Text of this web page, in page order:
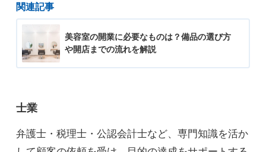
関連記事
美容室の開業に必要なものは？備品の選び方
や開店までの流れを解説
士業
弁護士・税理士・公認会計士など、専門知識を活か